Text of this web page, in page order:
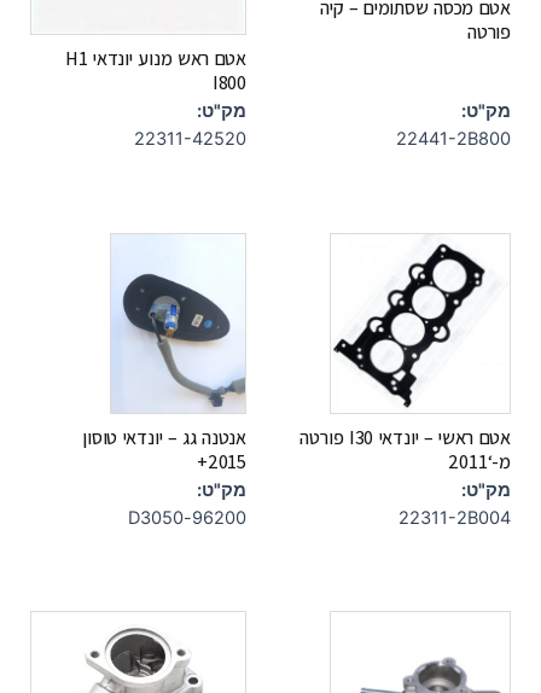
אטם מכסה שסתומים – קיה
פורטה
מק"ט:
22441-2B800
אטם ראש מנוע יונדאי H1
I800
מק"ט:
22311-42520
אטם ראשי – יונדאי I30 פורטה
מ-‘2011
מק"ט:
22311-2B004
אנטנה גג – יונדאי טוסון
2015+
מק"ט:
96200-D3050